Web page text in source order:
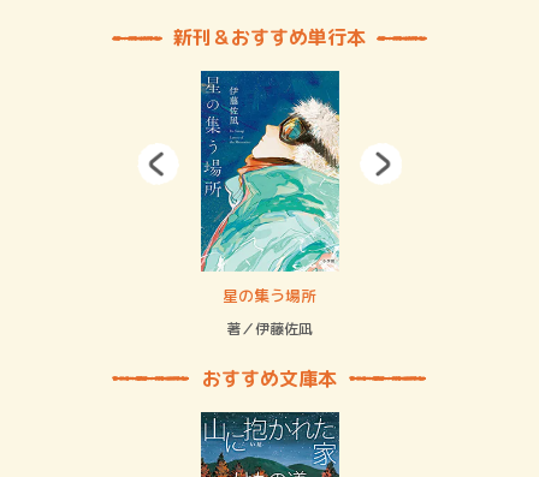
新刊＆おすすめ単行本
星の集う場所
著／伊藤佐凪
おすすめ文庫本